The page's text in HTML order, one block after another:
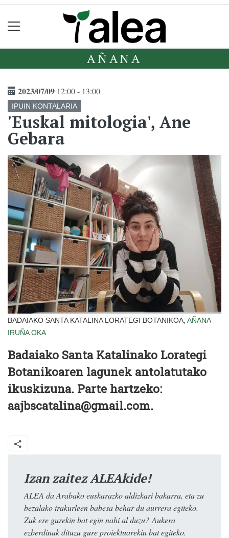
AÑANA
2023/07/09 12:00 - 13:00
IPUIN KONTALARIA
'Euskal mitologia', Ane
Gebara
BADAIAKO SANTA KATALINA LORATEGI BOTANIKOA, AÑANA
IRUÑA OKA
Badaiako Santa Katalinako Lorategi
Botanikoaren lagunek antolatutako
ikuskizuna. Parte hartzeko:
aajbscatalina@gmail.com.
Izan zaitez ALEAkide!
ALEA da Arabako euskarazko aldizkari bakarra, eta zu
bezalako irakurleen babesa behar du aurrera egiteko.
Zuk ere gurekin bat egin nahi al duzu? Aukera
ezberdinak dituzu gure proiektuarekin bat egiteko.